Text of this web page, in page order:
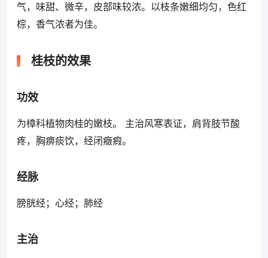
气，味甜、微辛，皮部味较浓。以枝条嫩细均匀，色红
棕，香气浓者为佳。
桂枝的效果
功效
为樟科植物肉桂的嫩枝。 主治风寒表证，肩背肢节酸
疼，胸痹痰饮，经闭癥瘕。
经脉
膀胱经；心经；肺经
主治